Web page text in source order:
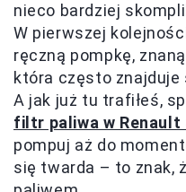
nieco bardziej
W pierwszej
ręczną pompkę,
która często
A jak już tu trafiłeś,
filtr paliwa w Renault
pompuj aż do
się twarda – to znak,